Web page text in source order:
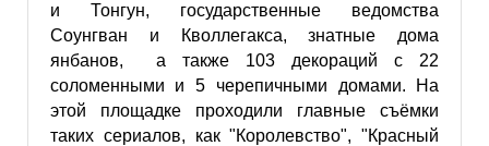
и Тонгун, государственные ведомства
Соунгван и Кволлегакса, знатные дома
янбанов, а также 103 декораций с 22
соломенными и 5 черепичными домами. На
этой площадке проходили главные съёмки
таких сериалов, как "Королевство", "Красный